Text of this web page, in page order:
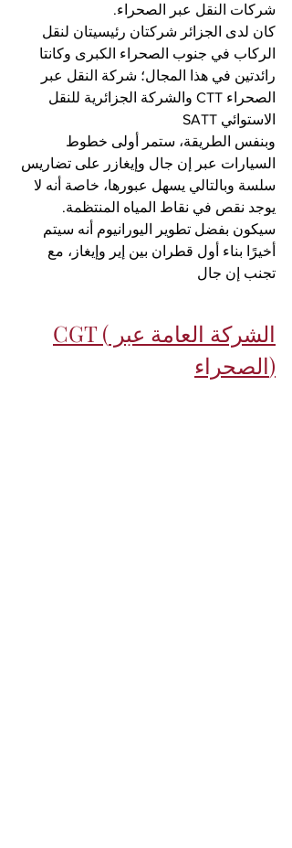
شركات النقل عبر الصحراء.
كان لدى الجزائر شركتان رئيسيتان لنقل
الركاب في جنوب الصحراء الكبرى وكانتا
رائدتين في هذا المجال؛ شركة النقل عبر
الصحراء CTT والشركة الجزائرية للنقل
الاستوائي SATT
وبنفس الطريقة، ستمر أولى خطوط
السيارات عبر إن جال وإيغازر على تضاريس
سلسة وبالتالي يسهل عبورها، خاصة أنه لا
يوجد نقص في نقاط المياه المنتظمة.
سيكون بفضل تطوير اليورانيوم أنه سيتم
أخيرًا بناء أول قطران بين إير وإيغاز، مع
تجنب إن جال
CGT (الشركة العامة عبر
الصحراء)